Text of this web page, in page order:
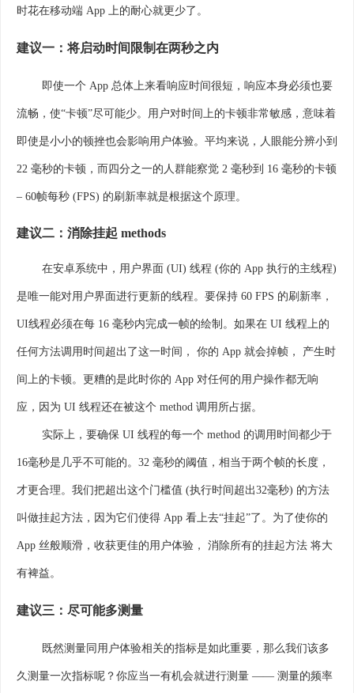
时花在移动端 App 上的耐心就更少了。
建议一：将启动时间限制在两秒之内
即使一个 App 总体上来看响应时间很短，响应本身必须也要
流畅，使“卡顿”尽可能少。用户对时间上的卡顿非常敏感，意味着
即使是小小的顿挫也会影响用户体验。平均来说，人眼能分辨小到
22 毫秒的卡顿，而四分之一的人群能察觉 2 毫秒到 16 毫秒的卡顿
– 60帧每秒 (FPS) 的刷新率就是根据这个原理。
建议二：消除挂起 methods
在安卓系统中，用户界面 (UI) 线程 (你的 App 执行的主线程)
是唯一能对用户界面进行更新的线程。要保持 60 FPS 的刷新率，
UI线程必须在每 16 毫秒内完成一帧的绘制。如果在 UI 线程上的
任何方法调用时间超出了这一时间， 你的 App 就会掉帧， 产生时
间上的卡顿。更糟的是此时你的 App 对任何的用户操作都无响
应，因为 UI 线程还在被这个 method 调用所占据。
实际上，要确保 UI 线程的每一个 method 的调用时间都少于
16毫秒是几乎不可能的。32 毫秒的阈值，相当于两个帧的长度，
才更合理。我们把超出这个门槛值 (执行时间超出32毫秒) 的方法
叫做挂起方法，因为它们使得 App 看上去“挂起”了。为了使你的
App 丝般顺滑，收获更佳的用户体验， 消除所有的挂起方法 将大
有裨益。
建议三：尽可能多测量
既然测量同用户体验相关的指标是如此重要，那么我们该多
久测量一次指标呢？你应当一有机会就进行测量 —— 测量的频率